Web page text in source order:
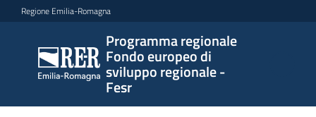
Vai al contenuto
Vai alla navigazione
Vai al footer
Regione Emilia-Romagna
Programma regionale
Fondo europeo di
sviluppo regionale -
Fesr
Programma
regionale
Fondo
europeo di